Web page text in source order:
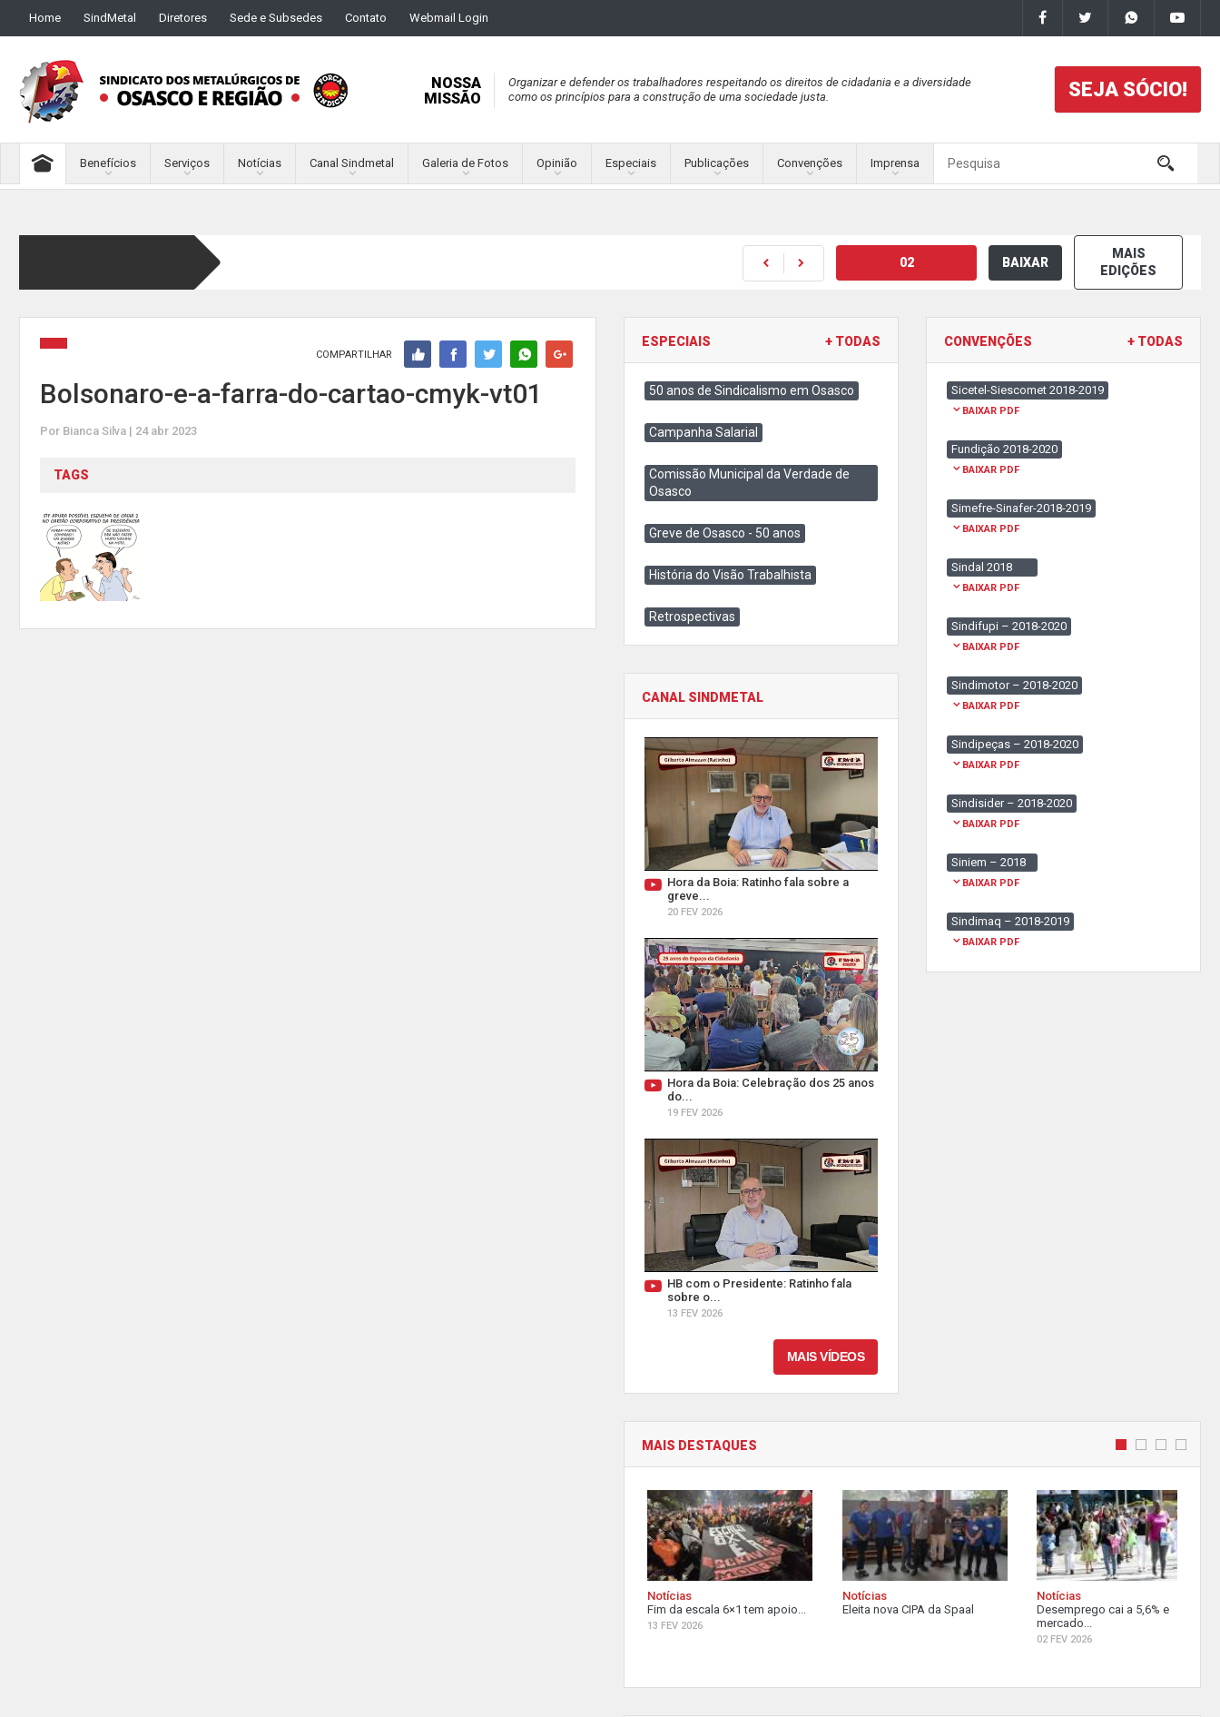
Home SindMetal Diretores Sede e Subsedes Contato Webmail Login
NOSSA
MISSÃO
Organizar e defender os trabalhadores respeitando os direitos de cidadania e a diversidade
como os princípios para a construção de uma sociedade justa.
SEJA SÓCIO!
Benefícios Serviços Notícias Canal Sindmetal Galeria de Fotos Opinião Especiais Publicações Convenções Imprensa
02 BAIXAR
MAIS
EDIÇÕES
COMPARTILHAR
Bolsonaro-e-a-farra-do-cartao-cmyk-vt01
Por Bianca Silva | 24 abr 2023
TAGS
ESPECIAIS + TODAS
50 anos de Sindicalismo em Osasco
Campanha Salarial
Comissão Municipal da Verdade de
Osasco
Greve de Osasco - 50 anos
História do Visão Trabalhista
Retrospectivas
CANAL SINDMETAL
Hora da Boia: Ratinho fala sobre a
greve...
20 FEV 2026
Hora da Boia: Celebração dos 25 anos
do...
19 FEV 2026
HB com o Presidente: Ratinho fala
sobre o...
13 FEV 2026
MAIS VÍDEOS
CONVENÇÕES + TODAS
Sicetel-Siescomet 2018-2019
BAIXAR PDF
Fundição 2018-2020
BAIXAR PDF
Simefre-Sinafer-2018-2019
BAIXAR PDF
Sindal 2018
BAIXAR PDF
Sindifupi – 2018-2020
BAIXAR PDF
Sindimotor – 2018-2020
BAIXAR PDF
Sindipeças – 2018-2020
BAIXAR PDF
Sindisider – 2018-2020
BAIXAR PDF
Siniem – 2018
BAIXAR PDF
Sindimaq – 2018-2019
BAIXAR PDF
MAIS DESTAQUES
Notícias
Fim da escala 6×1 tem apoio...
13 FEV 2026
Notícias
Eleita nova CIPA da Spaal
Notícias
Desemprego cai a 5,6% e
mercado...
02 FEV 2026